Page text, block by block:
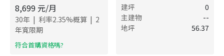
8,699 元/月
30年 | 利率2.35%概算 | 2
年寬限期
​符合首購資格嗎?
建坪
0
主建物
--
地坪
56.37